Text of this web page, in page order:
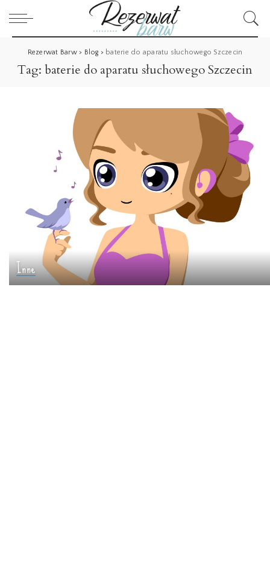
Rezerwat Barw> Blog > baterie do aparatu słuchowego Szczecin
Tag: baterie do aparatu słuchowego Szczecin
Inne